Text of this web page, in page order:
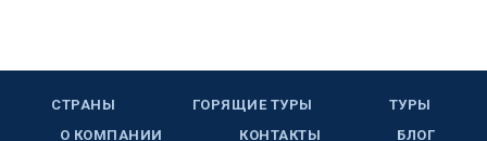
СТРАНЫ ГОРЯЩИЕ ТУРЫ
ТУРЫ
О КОМПАНИИ
КОНТАКТЫ БЛОГ